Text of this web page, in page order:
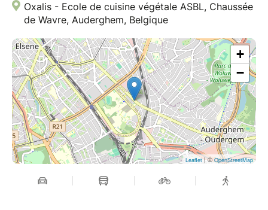
Oxalis - Ecole de cuisine végétale ASBL, Chaussée
de Wavre, Auderghem, Belgique
+
−
Leaflet| ©OpenStreetMap